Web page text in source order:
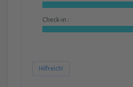
Check-in :
Hilfreich!